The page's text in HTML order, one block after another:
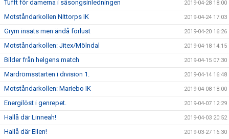
Tufft för damerna i säsongsinledningen 2019-04-28 18:00
Motståndarkollen Nittorps IK 2019-04-24 17:03
Grym insats men ändå förlust 2019-04-20 16:26
Motståndarkollen: Jitex/Mölndal 2019-04-18 14:15
Bilder från helgens match 2019-04-15 07:30
Mardrömsstarten i division 1. 2019-04-14 16:48
Motståndarkollen: Mariebo IK 2019-04-08 18:00
Energilöst i genrepet. 2019-04-07 12:29
Hallå där Linneah! 2019-04-03 20:52
Hallå där Ellen! 2019-03-27 16:30